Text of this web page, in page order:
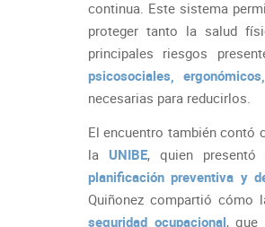
continua. Este sistema
proteger tanto la salud
principales riesgos
psicosociales,
necesarias para reducirlos.
El encuentro también contó
la UNIBE, quien presentó
planificación preventiva y
Quiñonez compartió cómo
seguridad ocupacional, que